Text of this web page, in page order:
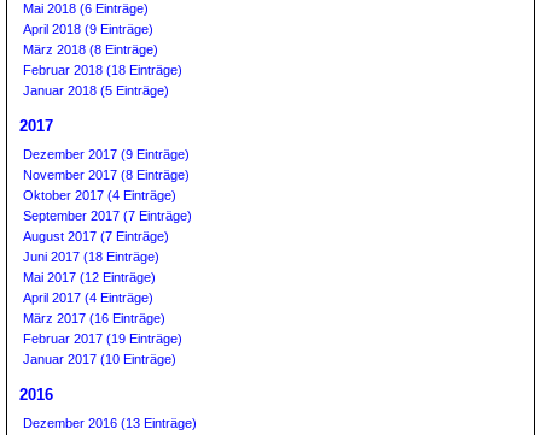
Mai 2018 (6 Einträge)
April 2018 (9 Einträge)
März 2018 (8 Einträge)
Februar 2018 (18 Einträge)
Januar 2018 (5 Einträge)
2017
Dezember 2017 (9 Einträge)
November 2017 (8 Einträge)
Oktober 2017 (4 Einträge)
September 2017 (7 Einträge)
August 2017 (7 Einträge)
Juni 2017 (18 Einträge)
Mai 2017 (12 Einträge)
April 2017 (4 Einträge)
März 2017 (16 Einträge)
Februar 2017 (19 Einträge)
Januar 2017 (10 Einträge)
2016
Dezember 2016 (13 Einträge)